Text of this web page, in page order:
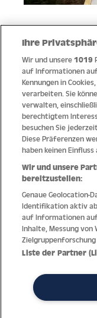
Quick Links
Hilfe
Unternehmen
Socials
Erfahren Sie
Aus Österreich
Impressum
Ihre
Wir und unsere1019
auf Informationen
Kennungen in
verarbeiten. Sie
verwalten,
berechtigtem
besuchen Sie
Diese Präferenzen
haben keinen
Wir und unsere
bereitzustellen:
Genaue Geolocation-
Identifikation aktiv
auf Informationen
Inhalte, Messung von
Liste der Partner